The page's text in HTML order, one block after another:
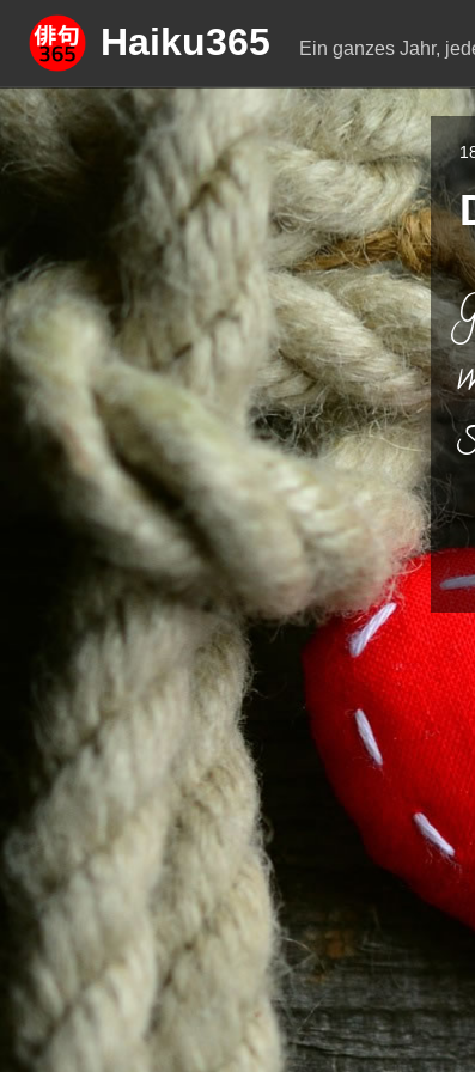
Springe
zum
Inhalt
Haiku365 Ein ganzes Jahr,